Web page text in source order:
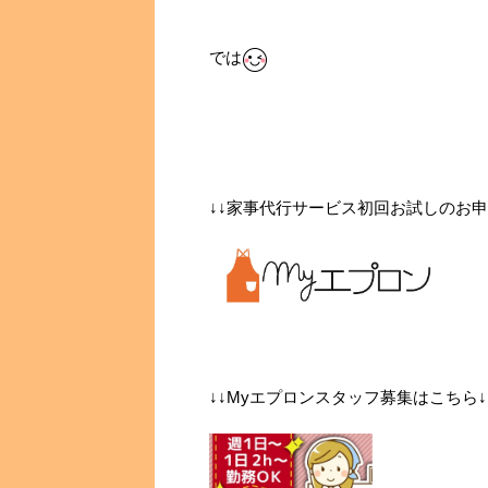
では
↓↓家事代行サービス初回お試しのお
↓↓Myエプロンスタッフ募集はこちら